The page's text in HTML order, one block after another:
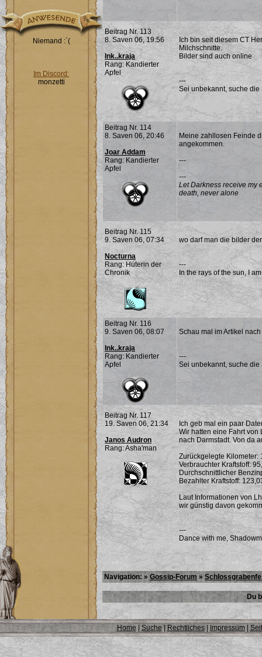
Niemand :`(
Im Discord:
monzetti
Beitrag Nr. 113
8. Saven 06, 19:56
Ink..kraja
Rang: Kandierter
Apfel
Ich bin seit diesem CT
Milchschnitte.
Bilder sind auch online
---
Sei unbekannt, suche die
Beitrag Nr. 114
8. Saven 06, 20:46
Joar Addam
Rang: Kandierter
Apfel
Meine zahllosen Feinde
angekommen.
---
---
Let Darkness receive my
death, never alone
Beitrag Nr. 115
9. Saven 06, 07:34
Nocturna
Rang: Hüterin der
Chronik
wo darf man die bilder
---
In the rays of the sun, I
Beitrag Nr. 116
9. Saven 06, 08:07
Ink..kraja
Rang: Kandierter
Apfel
Schau mal im Artikel nach
---
Sei unbekannt, suche die
Beitrag Nr. 117
19. Saven 06, 21:34
Janos Audron
Rang: Asha'man
Ich geb mal ein paar
Wir hatten eine Fahrt
nach Darmstadt. Von da
Zurückgelegte Kilometer:
Verbrauchter Kraftstoff:
Durchschnittlicher
Bezahlter Kraftstoff:
Laut Informationen von
wir günstig davon
---
Dance with me,
Navigation: » Gossip-Forum »
Du
Home| Suche | Rechtliches| Impressum|